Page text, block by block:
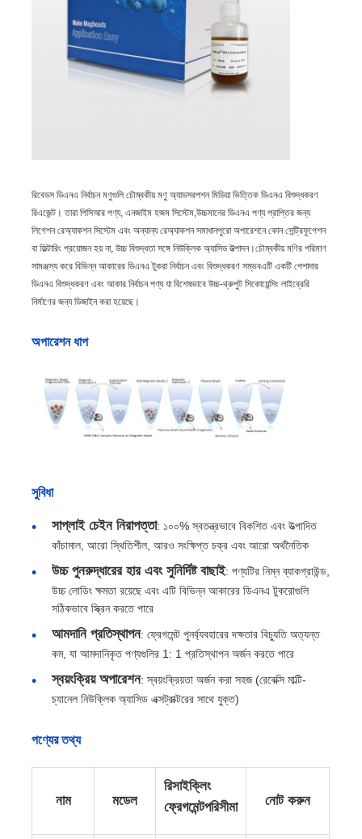
বাড়ি
আমাদের সম্পর্কে
রিবেডস ডিএনএ নির্বাচন মণুগুলি চৌম্বকীয় মণু অ্যাডসরপশন মিডিয়া ভিত্তিক ডিএনএ বিশুদ্ধকরণ
রিএজেন্ট। তারা পিসিআর পণ্য, এনজাইম হজম সিস্টেম,উচ্চমানের ডিএনএ পণ্য প্রাপ্তির জন্য
লিগেশন রেঅ্যাকশন সিস্টেম এবং অন্যান্য রেঅ্যাকশন সমাধানপুরো অপারেশনে কোন সেন্ট্রিফুগেশন
বা ফিল্টারিং প্রয়োজন হয় না, উচ্চ বিশুদ্ধতা সঙ্গে নিউক্লিক অ্যাসিড উত্পাদন।চৌম্বকীয় মণির পরিমাণ
সামঞ্জস্য করে বিভিন্ন আকারের ডিএনএ টুকরা নির্বাচন এবং বিশুদ্ধকরণ সম্ভবএটি একটি পেশাদার
ডিএনএ বিশুদ্ধকরণ এবং আকার নির্বাচন পণ্য যা বিশেষভাবে উচ্চ-থ্রুপুট সিকোয়েন্সিং লাইব্রেরি
নির্মাণের জন্য ডিজাইন করা হয়েছে।
অপারেশন ধাপ
সুবিধা
সাপ্লাই চেইন নিরাপত্তা: ১০০% স্বতন্ত্রভাবে বিকশিত এবং উত্পাদিত
কাঁচামাল, আরো স্থিতিশীল, আরও সংক্ষিপ্ত চক্র এবং আরো অর্থনৈতিক
উচ্চ পুনরুদ্ধারের হার এবং সুনির্দিষ্ট বাছাই: পণ্যটির নিম্ন ব্যাকগ্রাউন্ড,
উচ্চ লোডিং ক্ষমতা রয়েছে এবং এটি বিভিন্ন আকারের ডিএনএ টুকরোগুলি
সঠিকভাবে স্ক্রিন করতে পারে
আমদানি প্রতিস্থাপন: ফ্রেগমেন্ট পুনর্ব্যবহারের দক্ষতার বিচ্যুতি অত্যন্ত
কম, যা আমদানিকৃত পণ্যগুলির 1: 1 প্রতিস্থাপন অর্জন করতে পারে
স্বয়ংক্রিয় অপারেশন: স্বয়ংক্রিয়তা অর্জন করা সহজ (রেবেক্সি মাল্টি-
চ্যানেল নিউক্লিক অ্যাসিড এক্সট্রাক্টরের সাথে যুক্ত)
পণ্যের তথ্য
নাম মডেল
রিসাইক্লিং
ফ্রেগমেন্টপরিসীমা নোট করুন